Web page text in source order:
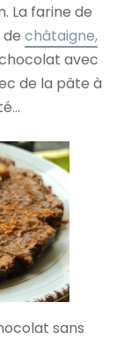
La farine de
châtaigne,
avec
de la pâte à
sans